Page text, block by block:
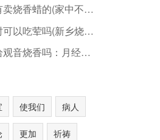
成都哪里有卖烧香蜡的(家中不烧香的后果)
烧香后当时可以吃荤吗(新乡烧香哪里好)
能在家里给观音烧香吗：月经来能上庙里烧香
使我们 病人
更加 祈祷